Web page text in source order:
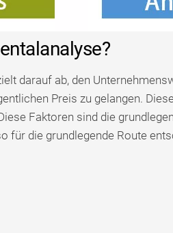
darauf ab, den
Preis zu gelangen.
Faktoren sind die
für die grundlegende Route